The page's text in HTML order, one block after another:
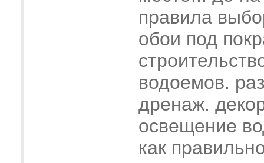
правила
обои под
водоемов.
дренаж.
освещение
как